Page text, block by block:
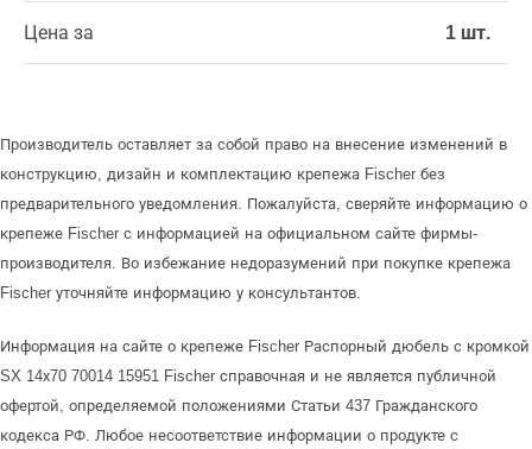
Цена за 1 шт.
Производитель оставляет за собой право на внесение изменений в
конструкцию, дизайн и комплектацию крепежа Fischer без
предварительного уведомления. Пожалуйста, сверяйте информацию о
крепеже Fischer с информацией на официальном сайте фирмы-
производителя. Во избежание недоразумений при покупке крепежа
Fischer уточняйте информацию у консультантов.
Информация на сайте о крепеже Fischer Распорный дюбель с кромкой
SX 14х70 70014 15951 Fischer справочная и не является публичной
офертой, определяемой положениями Статьи 437 Гражданского
кодекса РФ. Любое несоответствие информации о продукте с